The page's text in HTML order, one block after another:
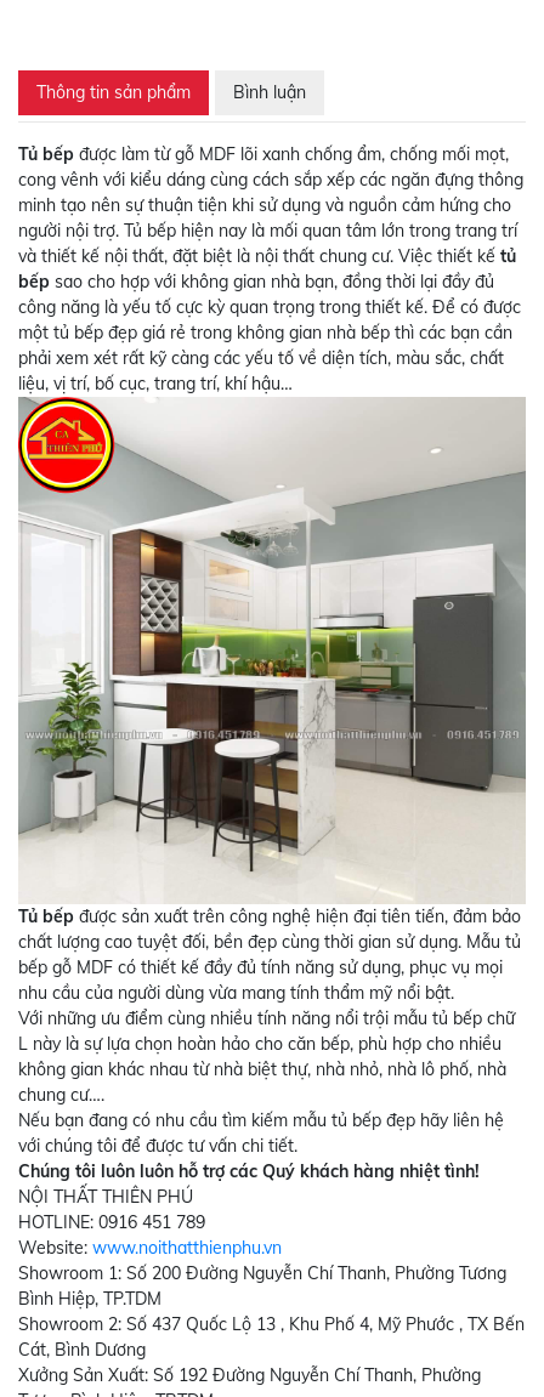
Thông tin sản phẩm Bình luận
Tủ bếp được làm từ gỗ MDF lõi xanh chống ẩm, chống mối mọt,
cong vênh với kiểu dáng cùng cách sắp xếp các ngăn đựng thông
minh tạo nên sự thuận tiện khi sử dụng và nguồn cảm hứng cho
người nội trợ. Tủ bếp hiện nay là mối quan tâm lớn trong trang trí
và thiết kế nội thất, đặt biệt là nội thất chung cư. Việc thiết kế tủ
bếp sao cho hợp với không gian nhà bạn, đồng thời lại đầy đủ
công năng là yếu tố cực kỳ quan trọng trong thiết kế. Để có được
một tủ bếp đẹp giá rẻ trong không gian nhà bếp thì các bạn cần
phải xem xét rất kỹ càng các yếu tố về diện tích, màu sắc, chất
liệu, vị trí, bố cục, trang trí, khí hậu…
Tủ bếp được sản xuất trên công nghệ hiện đại tiên tiến, đảm bảo
chất lượng cao tuyệt đối, bền đẹp cùng thời gian sử dụng. Mẫu tủ
bếp gỗ MDF có thiết kế đầy đủ tính năng sử dụng, phục vụ mọi
nhu cầu của người dùng vừa mang tính thẩm mỹ nổi bật.
Với những ưu điểm cùng nhiều tính năng nổi trội mẫu tủ bếp chữ
L này là sự lựa chọn hoàn hảo cho căn bếp, phù hợp cho nhiều
không gian khác nhau từ nhà biệt thự, nhà nhỏ, nhà lô phố, nhà
chung cư….
Nếu bạn đang có nhu cầu tìm kiếm mẫu tủ bếp đẹp hãy liên hệ
với chúng tôi để được tư vấn chi tiết.
Chúng tôi luôn luôn hỗ trợ các Quý khách hàng nhiệt tình!
NỘI THẤT THIÊN PHÚ
HOTLINE: 0916 451 789
Website: www.noithatthienphu.vn
Showroom 1: Số 200 Đường Nguyễn Chí Thanh, Phường Tương
Bình Hiệp, TP.TDM
Showroom 2: Số 437 Quốc Lộ 13 , Khu Phố 4, Mỹ Phước , TX Bến
Cát, Bình Dương
Xưởng Sản Xuất: Số 192 Đường Nguyễn Chí Thanh, Phường